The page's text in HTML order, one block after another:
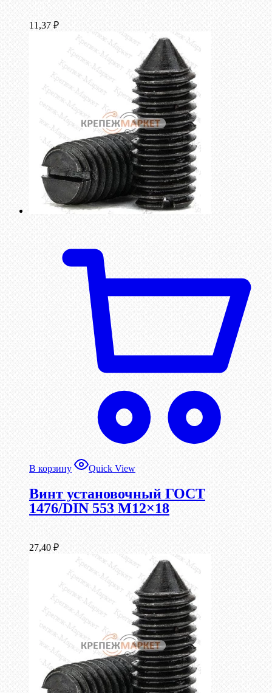
11,37 ₽
В корзину Quick View
Винт установочный ГОСТ
1476/DIN 553 М12×18
27,40 ₽